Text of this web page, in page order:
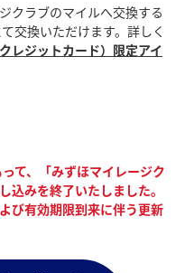
クラブのマイルへ交換する
交換いただけます。詳しく
レジットカード）限定アイ
て、「みずほマイレージク
込みを終了いたしました。
び有効期限到来に伴う更新